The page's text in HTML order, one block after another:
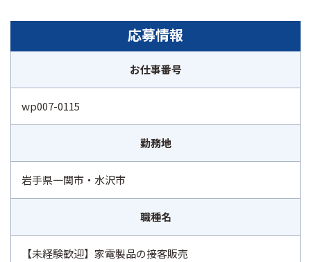
応募情報
お仕事番号
wp007-0115
勤務地
岩手県一関市・水沢市
職種名
【未経験歓迎】家電製品の接客販売